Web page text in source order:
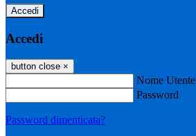
Accedi
Accedi
button close ×
Nome Utente
Password
Password dimenticata?